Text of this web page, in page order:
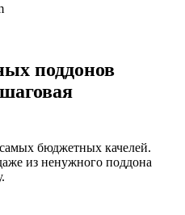
поддонов
бюджетных качелей.
из ненужного поддона